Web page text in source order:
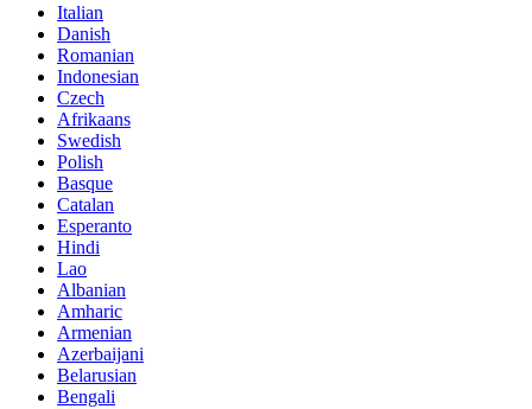
Italian
Danish
Romanian
Indonesian
Czech
Afrikaans
Swedish
Polish
Basque
Catalan
Esperanto
Hindi
Lao
Albanian
Amharic
Armenian
Azerbaijani
Belarusian
Bengali